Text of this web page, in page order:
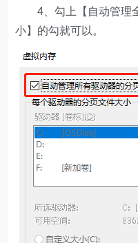
4、勾上【自动管理
小】的勾就可以。